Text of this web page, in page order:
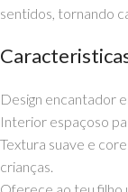
sentidos, tornando
Design encantador
Interior espaçoso
Textura suave e
crianças.